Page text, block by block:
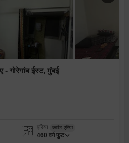
- गोरेगांव ईस्ट, मुंबई
एरिया कार्पेट एरिया
460 वर्ग फुट